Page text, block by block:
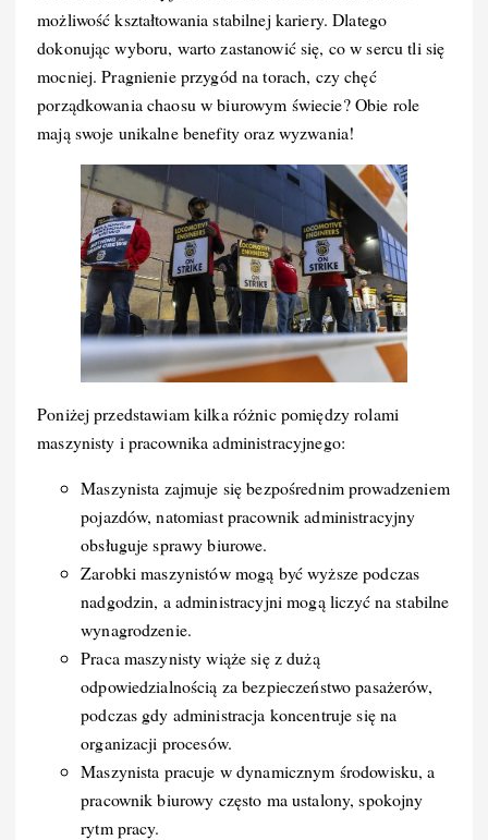
możliwość kształtowania stabilnej kariery. Dlatego
dokonując wyboru, warto zastanowić się, co w sercu tli się
mocniej. Pragnienie przygód na torach, czy chęć
porządkowania chaosu w biurowym świecie? Obie role
mają swoje unikalne benefity oraz wyzwania!
Poniżej przedstawiam kilka różnic pomiędzy rolami
maszynisty i pracownika administracyjnego:
Maszynista zajmuje się bezpośrednim prowadzeniem
pojazdów, natomiast pracownik administracyjny
obsługuje sprawy biurowe.
Zarobki maszynistów mogą być wyższe podczas
nadgodzin, a administracyjni mogą liczyć na stabilne
wynagrodzenie.
Praca maszynisty wiąże się z dużą
odpowiedzialnością za bezpieczeństwo pasażerów,
podczas gdy administracja koncentruje się na
organizacji procesów.
Maszynista pracuje w dynamicznym środowisku, a
pracownik biurowy często ma ustalony, spokojny
rytm pracy.